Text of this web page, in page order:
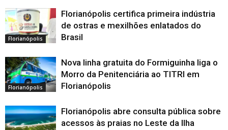
Florianópolis
Florianópolis certifica primeira indústria
de ostras e mexilhões enlatados do
Brasil
Florianópolis
Nova linha gratuita do Formiguinha liga o
Morro da Penitenciária ao TITRI em
Florianópolis
Florianópolis abre consulta pública sobre
acessos às praias no Leste da Ilha